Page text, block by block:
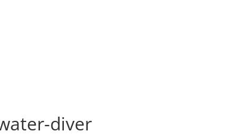
diver